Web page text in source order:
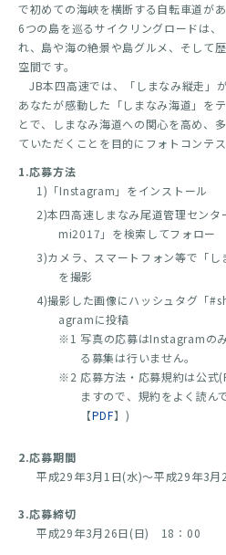
で初めての海峡を横断する自転車道が
6つの島を巡るサイクリングロードは
れ、島や海の絶景や島グルメ、そして
空間です。
JB本四高速では、「しまなみ縦走」
あなたが感動した「しまなみ海道」を
とで、しまなみ海道への関心を高め、
ていただくことを目的にフォトコンテ
1.応募方法
1)「Instagram」をインストール
2)本四高速しまなみ尾道管理セン
mi2017」を検索してフォロー
3)カメラ、スマートフォン等で「
を撮影
4)撮影した画像にハッシュタグ「
agramに投稿
※1 写真の応募はInstagramの
る募集は行いません。
※2 応募方法・応募規約は公式
ますので、規約をよく読ん
【PDF】)
2.応募期間
平成29年3月1日(水)～平成29年3月
3.応募締切
平成29年3月26日(日) 18：00